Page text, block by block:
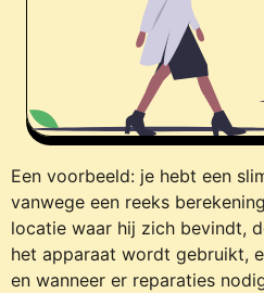
Een voorbeeld: je hebt een
vanwege een reeks
locatie waar hij zich bevindt,
het apparaat wordt gebruikt,
en wanneer er reparaties